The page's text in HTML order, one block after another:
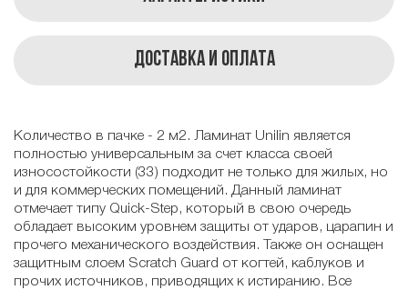
Доставка и оплата
Количество в пачке - 2 м2. Ламинат Unilin является
полностью универсальным за счет класса своей
износостойкости (33) подходит не только для жилых, но
и для коммерческих помещений. Данный ламинат
отмечает типу Quick-Step, который в свою очередь
обладает высоким уровнем защиты от ударов, царапин и
прочего механического воздействия. Также он оснащен
защитным слоем Scratch Guard от когтей, каблуков и
прочих источников, приводящих к истиранию. Все